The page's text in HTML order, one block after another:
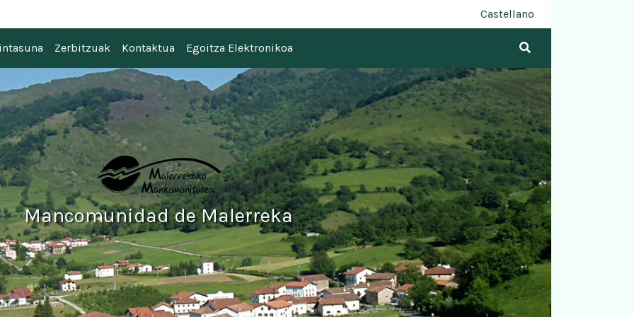
Malerreka Castellano
Zerbitzuak Kontaktua Egoitza Elektronikoa
Mancomunidad de Malerreka